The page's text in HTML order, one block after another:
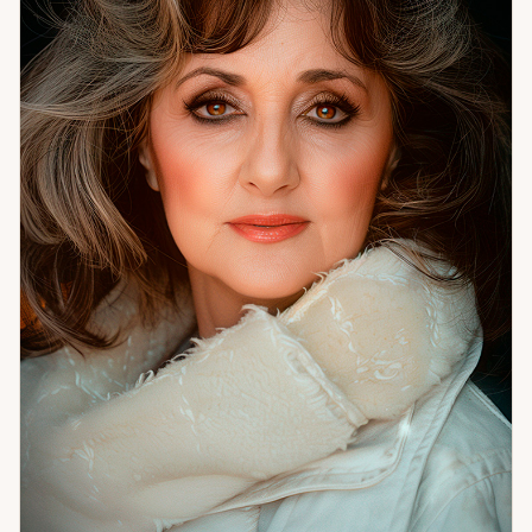
шаг. И с теми, кто просто чувствует: что-то не так, но не
знает, что именно. Консультация — это не предсказание
будущего. Это ориентиры и ясность: где вы сейчас, какие
сценарии уже работают, что влияет и что реально
меняется, если сделать выбор. Я не напугаю и не скажу
«всё будет хорошо» без оснований. Скажу честно — и дам,
с чем работать.